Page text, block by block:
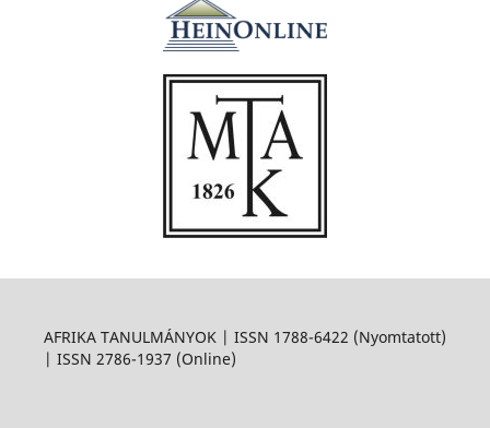
AFRIKA TANULMÁNYOK | ISSN 1788-6422 (Nyomtatott)
| ISSN 2786-1937 (Online)